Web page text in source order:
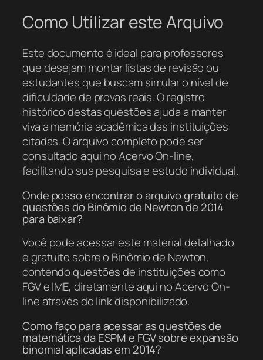
Como Utilizar este Arquivo
Este documento é ideal para professores
que desejam montar listas de revisão ou
estudantes que buscam simular o nível de
dificuldade de provas reais. O registro
histórico destas questões ajuda a manter
viva a memória acadêmica das instituições
citadas. O arquivo completo pode ser
consultado aqui no Acervo On-line,
facilitando sua pesquisa e estudo individual.
Onde posso encontrar o arquivo gratuito de
questões do Binômio de Newton de 2014
para baixar?
Você pode acessar este material detalhado
e gratuito sobre o Binômio de Newton,
contendo questões de instituições como
FGV e IME, diretamente aqui no Acervo On-
line através do link disponibilizado.
Como faço para acessar as questões de
matemática da ESPM e FGV sobre expansão
binomial aplicadas em 2014?